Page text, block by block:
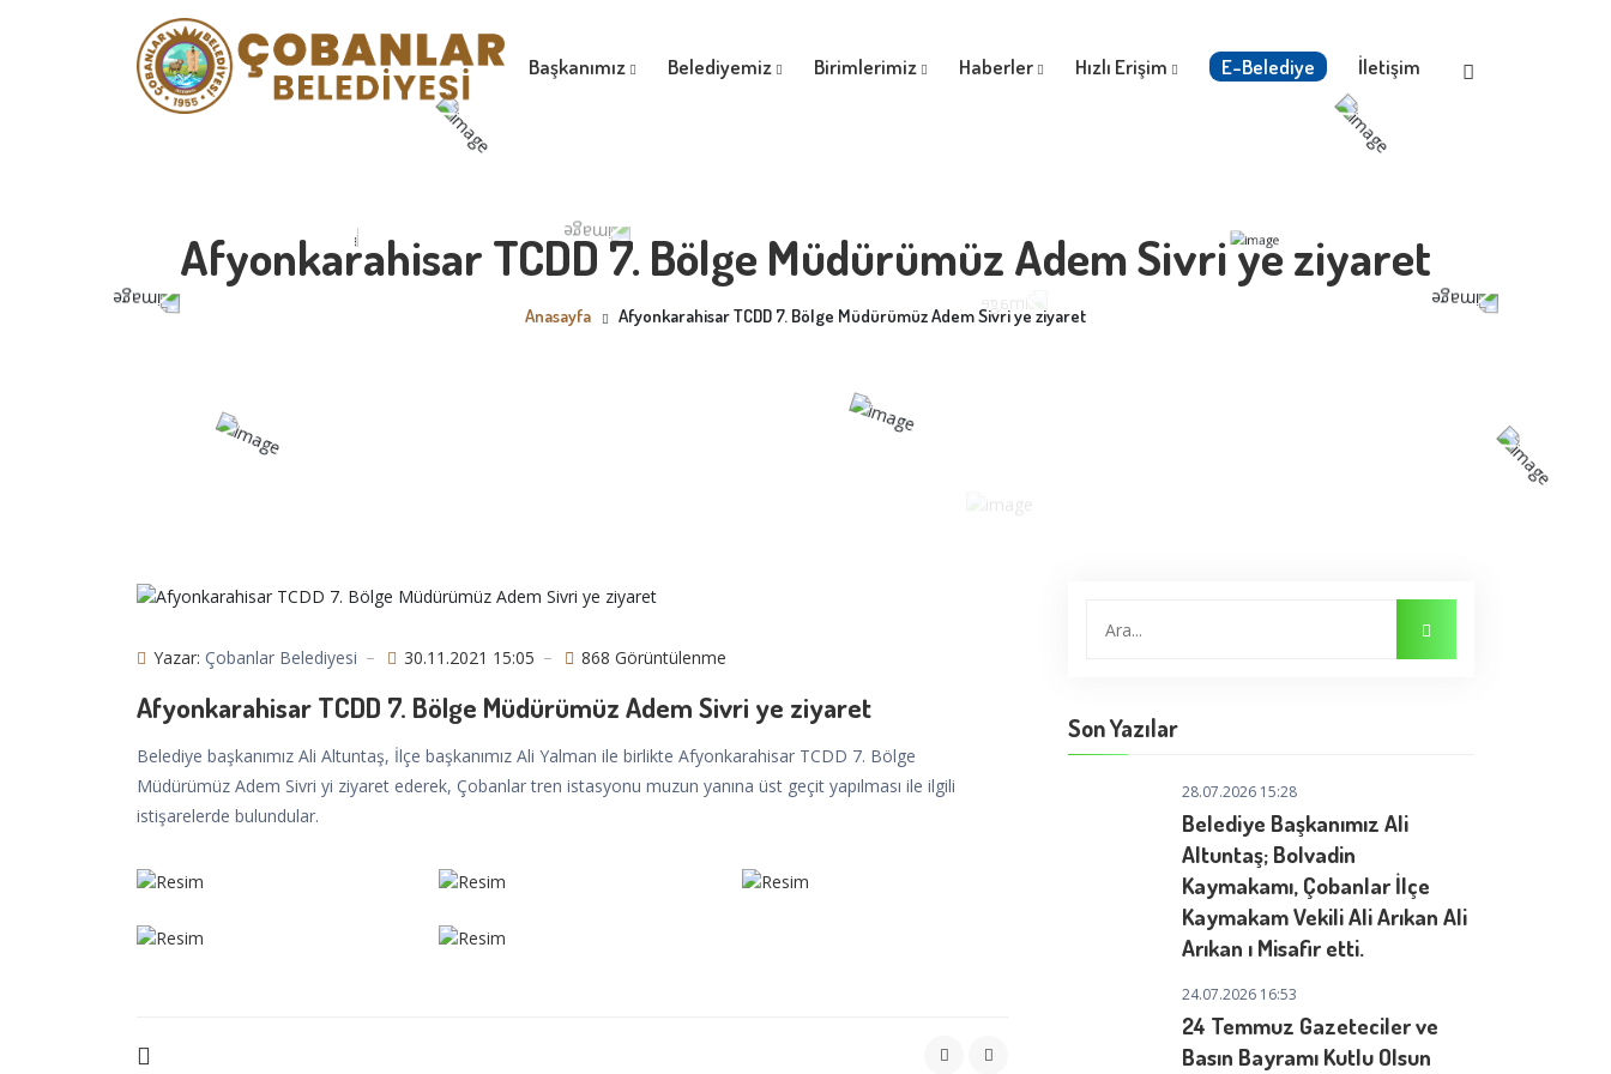
Başkanımız Belediyemiz Birimlerimiz Haberler Hızlı Erişim E-Belediye İletişim
Afyonkarahisar TCDD 7. Bölge Müdürümüz Adem Sivri ye ziyaret
Anasayfa Afyonkarahisar TCDD 7. Bölge Müdürümüz Adem Sivri ye ziyaret
Yazar: Çobanlar Belediyesi 30.11.2021 15:05 868 Görüntülenme
Afyonkarahisar TCDD 7. Bölge Müdürümüz Adem Sivri ye ziyaret
Belediye başkanımız Ali Altuntaş, İlçe başkanımız Ali Yalman ile birlikte Afyonkarahisar TCDD 7. Bölge
Müdürümüz Adem Sivri yi ziyaret ederek, Çobanlar tren istasyonu muzun yanına üst geçit yapılması ile ilgili
istişarelerde bulundular.
Son Yazılar
28.07.2026 15:28
Belediye Başkanımız Ali
Altuntaş; Bolvadin
Kaymakamı, Çobanlar İlçe
Kaymakam Vekili Ali Arıkan Ali
Arıkan ı Misafir etti.
24.07.2026 16:53
24 Temmuz Gazeteciler ve
Basın Bayramı Kutlu Olsun